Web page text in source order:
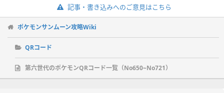
記事・書き込みへのご意見はこちら
ポケモンサンムーン攻略Wiki
QRコード
第六世代のポケモンQRコード一覧（No650~No721）